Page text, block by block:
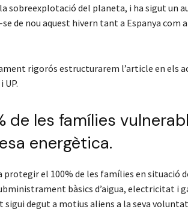
sobreexplotació del planeta, i ha sigut un
de nou aquest hivern tant a Espanya com
rigorós estructurarem l’article en els
UP.
de les famílies
energètica.
protegir el 100% de les famílies en situació
bàsics d’aigua, electricitat i
sigui degut a motius aliens a la seva